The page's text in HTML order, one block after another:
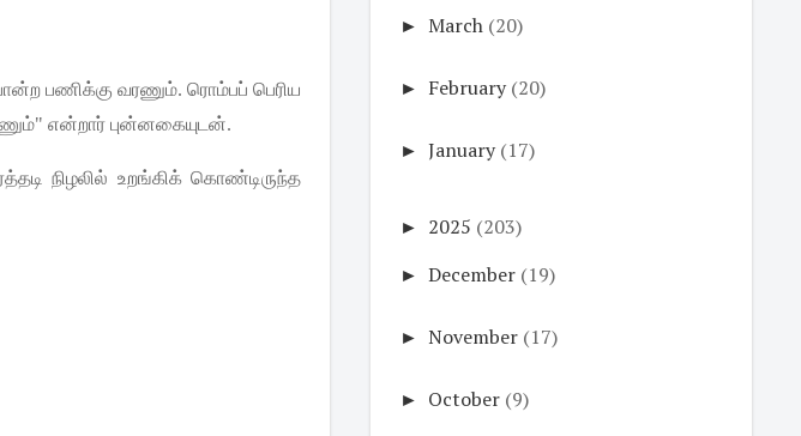
பணிக்கு வரணும். ரொம்பப் பெரிய
"என்றார் புன்னகையுடன்.
நிழலில் உறங்கிக் கொண்டிருந்த
► March (20)
► February (20)
► January (17)
► 2025 (203)
► December (19)
► November (17)
► October (9)